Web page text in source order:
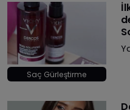
Saç Gürleştirme